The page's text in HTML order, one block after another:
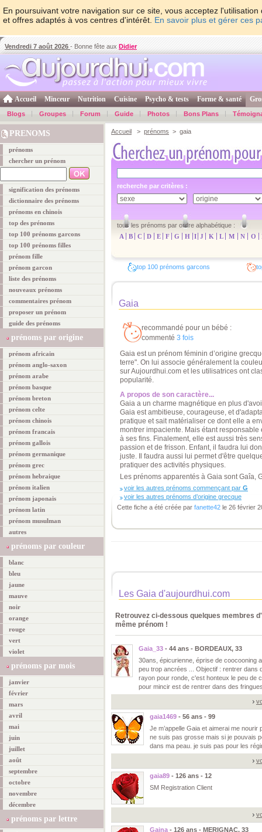
En poursuivant votre navigation sur ce site, vous acceptez
et offres adaptés à vos centres d'intérêt. En savoir plus et gérer ces
Vendredi 7 août 2026 - Bonne fête aux Didier
Accueil Minceur Nutrition Cuisine Psycho & tests Forme & santé
Blogs Groupes Forum Guide Photos Bons Plans
PRENOMS
prénoms
chercher un prénom
signification des prénoms
dictionnaire des prénoms
prénoms en chinois
top des prénoms
top 100 prénoms garcons
top 100 prénoms filles
prénom fille
prénom garcon
liste des prénoms
nouveaux prénoms
commentaires prénom
proposer un prénom
guide des prénoms
prénoms par origine
prénom africain
prénom anglo-saxon
prénom arabe
prénom basque
prénom breton
prénom celte
prénom chinois
prénom francais
prénom gallois
prénom germanique
prénom grec
prénom hebraique
prénom italien
prénom japonais
prénom latin
prénom musulman
autres
prénoms par couleur
blanc
bleu
jaune
mauve
noir
orange
rouge
vert
violet
prénoms par mois
janvier
février
mars
avril
mai
juin
juillet
août
septembre
octobre
novembre
décembre
prénoms par lettre
Accueil > prénoms > gaia
recherche par critères :
tous les prénoms par ordre alphabétique :
A
B C D E F G H I J K L M N O
top 100 prénoms garcons
Gaia
recommandé pour un bébé :
commenté 3 fois
Gaia est un prénom féminin d’origine
terre". On lui associe généralement la
sur Aujourdhui.com et les utilisatrices ont
popularité.
A propos de son caractère...
Gaia a un charme magnétique en plus
Gaia est ambitieuse, courageuse, et
pratique et sait matérialiser ce dont elle a
montrer impaciente. Mais étant
à ses fins. Finalement, elle est aussi très
passion et de frisson. Enfant, il faudra lui
juste. Il faudra aussi lui permet d'être
pratiquer des activités physiques.
Les prénoms apparentés à Gaia sont Gaîa,
voir les autres prénoms commençant par G
voir les autres prénoms d’origine grecque
Cette fiche a été créée par fanette42 le 26 février
Les Gaia d'aujourdhui.com
Retrouvez ci-dessous quelques membres
même prénom !
Gaia_33 - 44 ans - BORDEAUX, 33
30ans, épicurienne, éprise de coocooning
peu trop ancrées ... Objectif : rentrer dans
rayon pour ronde, c'est honteux le peu de
pour mincir est de rentrer dans des
gaia1469 - 56 ans - 99
Je m’appelle Gaia et aimerai me
ne suis pas grosse mais si je pouvais
dans ma peau. je suis pas pour les
gaia89 - 126 ans - 12
SM Registration Client
Gaina - 126 ans - MERIGNAC, 33